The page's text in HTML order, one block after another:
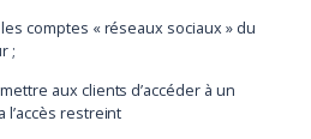
comptes « réseaux sociaux » du
;
aux clients d’accéder à un
l’accès restreint